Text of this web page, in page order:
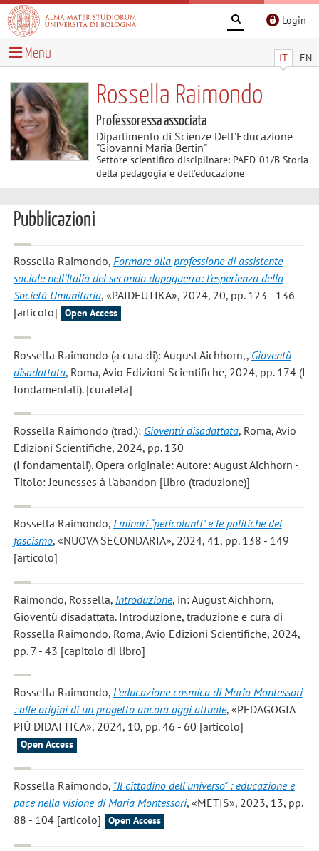
Login
IT EN
Menu
Rossella Raimondo
Professoressa associata
Dipartimento di Scienze Dell'Educazione
"Giovanni Maria Bertin"
Settore scientifico disciplinare: PAED-01/B Storia
della pedagogia e dell’educazione
Pubblicazioni
Rossella Raimondo, Formare alla professione di assistente
sociale nell’Italia del secondo dopoguerra: l’esperienza della
Società Umanitaria, «PAIDEUTIKA», 2024, 20, pp. 123 - 136
[articolo]
Open Access
Rossella Raimondo (a cura di): August Aichhorn,, Gioventù
disadattata, Roma, Avio Edizioni Scientifiche, 2024, pp. 174 (I
fondamentali). [curatela]
Rossella Raimondo (trad.): Gioventù disadattata, Roma, Avio
Edizioni Scientifiche, 2024, pp. 130
(I fondamentali). Opera originale: Autore: August Aichhorn -
Titolo: Jeunesses à l'abandon [libro (traduzione)]
Rossella Raimondo, I minori “pericolanti” e le politiche del
fascismo, «NUOVA SECONDARIA», 2024, 41, pp. 138 - 149
[articolo]
Raimondo, Rossella, Introduzione, in: August Aichhorn,
Gioventù disadattata. Introduzione, traduzione e cura di
Rossella Raimondo, Roma, Avio Edizioni Scientifiche, 2024,
pp. 7 - 43 [capitolo di libro]
Rossella Raimondo, L’educazione cosmica di Maria Montessori
: alle origini di un progetto ancora oggi attuale, «PEDAGOGIA
PIÙ DIDATTICA», 2024, 10, pp. 46 - 60 [articolo]
Open Access
Rossella Raimondo, "Il cittadino dell'universo" : educazione e
pace nella visione di Maria Montessori, «METIS», 2023, 13, pp.
88 - 104 [articolo]
Open Access